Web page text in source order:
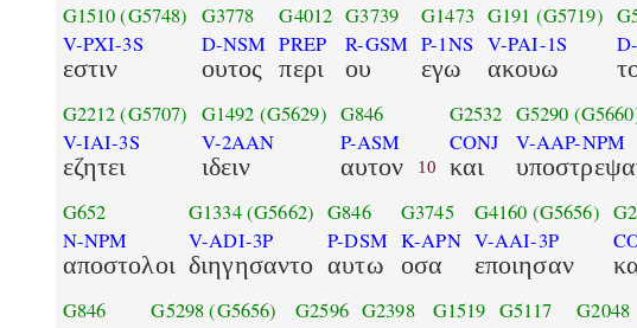
G1510 (G5748)
V-PXI-3S
εστιν
G3778
D-NSM
ουτος
G4012
PREP
περι
G3739
R-GSM
ου
G1473
P-1NS
εγω
G191 (G5719)
V-PAI-1S
ακουω
G2212 (G5707)
V-IAI-3S
εζητει
G1492 (G5629)
V-2AAN
ιδειν
G846
P-ASM
αυτον 10
G2532
CONJ
και
G5290
V-AAP-NPM
G652
N-NPM
αποστολοι
G1334(G5662)
V-ADI-3P
διηγησαντο
G846
P-DSM
αυτω
G3745
K-APN
οσα
G4160 (G5656)
V-AAI-3P
εποιησαν
G846
G5298 (G5656)
G2596 G2398
G1519 G5117
G2048